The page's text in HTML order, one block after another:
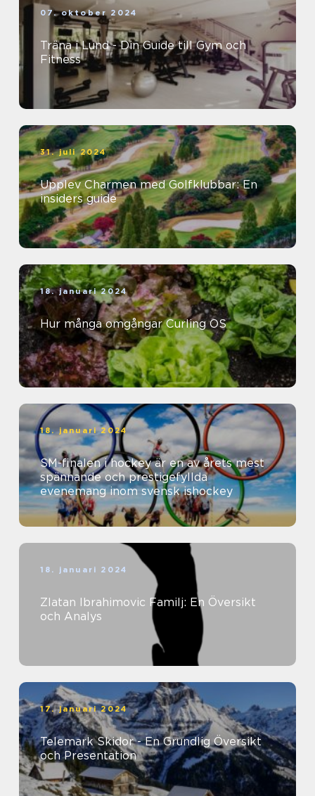
07. oktober 2024
Träna i Lund - Din Guide till Gym och
Fitness
31. juli 2024
Upplev Charmen med Golfklubbar: En
insiders guide
18. januari 2024
Hur många omgångar Curling OS
18. januari 2024
SM-finalen i hockey är en av årets mest
spännande och prestigefyllda
evenemang inom svensk ishockey
18. januari 2024
Zlatan Ibrahimovic Familj: En Översikt
och Analys
17. januari 2024
Telemark Skidor - En Grundlig Översikt
och Presentation